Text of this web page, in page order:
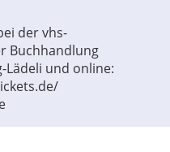
der vhs-
Buchhandlung
Lädeli und online: